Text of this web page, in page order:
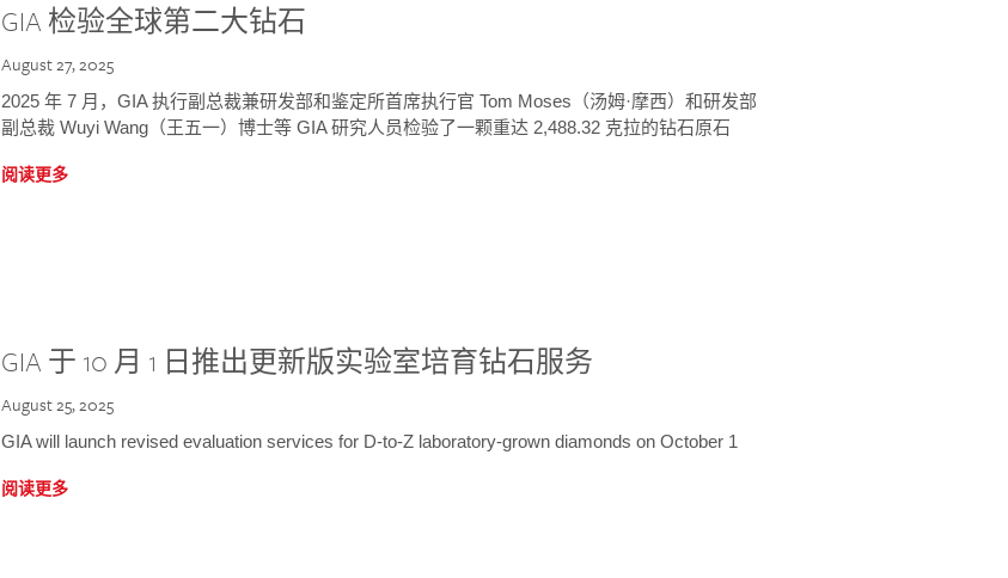
GIA 检验全球第二大钻石
August 27, 2025
2025 年 7 月，GIA 执行副总裁兼研发部和鉴定所首席执行官 Tom Moses（汤姆·摩西）和研发部
副总裁 Wuyi Wang（王五一）博士等 GIA 研究人员检验了一颗重达 2,488.32 克拉的钻石原石
阅读更多
GIA 于 10 月 1 日推出更新版实验室培育钻石服务
August 25, 2025
GIA will launch revised evaluation services for D-to-Z laboratory-grown diamonds on October 1
阅读更多